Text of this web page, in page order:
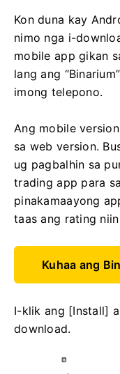
Kon duna kay
nimo nga i-
mobile app gikan
lang ang
imong telepono.
Ang mobile
sa web version.
ug pagbalhin sa
trading app para
pinakamaayong
taas ang rating
Kuhaa ang
I-klik ang [Install]
download.